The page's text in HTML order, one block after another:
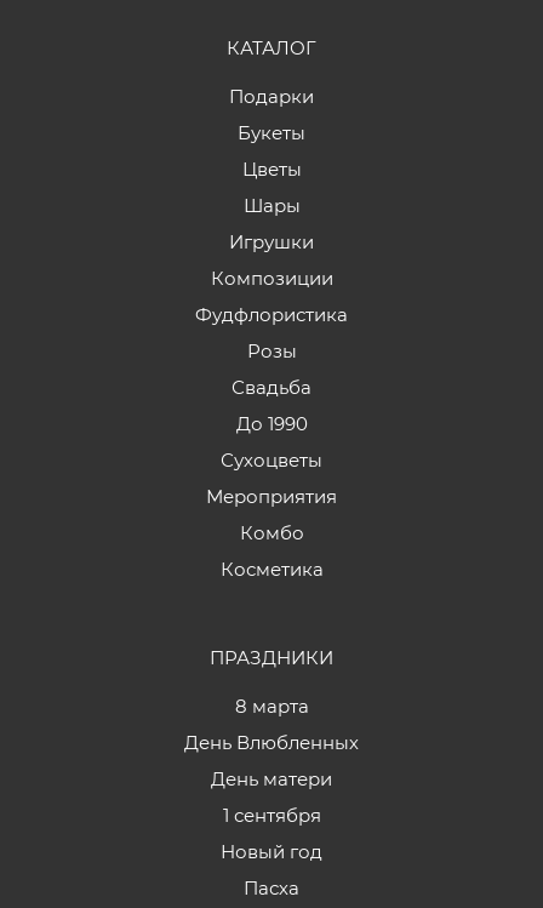
КАТАЛОГ
Подарки
Букеты
Цветы
Шары
Игрушки
Композиции
Фудфлористика
Розы
Свадьба
До 1990
Сухоцветы
Мероприятия
Комбо
Косметика
ПРАЗДНИКИ
8 марта
День Влюбленных
День матери
1 сентября
Новый год
Пасха